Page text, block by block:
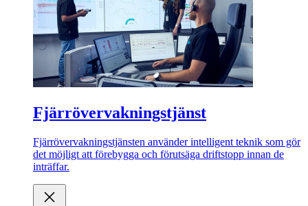
Fjärrövervakningstjänst
Fjärrövervakningstjänsten använder intelligent teknik som gör
det möjligt att förebygga och förutsäga driftstopp innan de
inträffar.